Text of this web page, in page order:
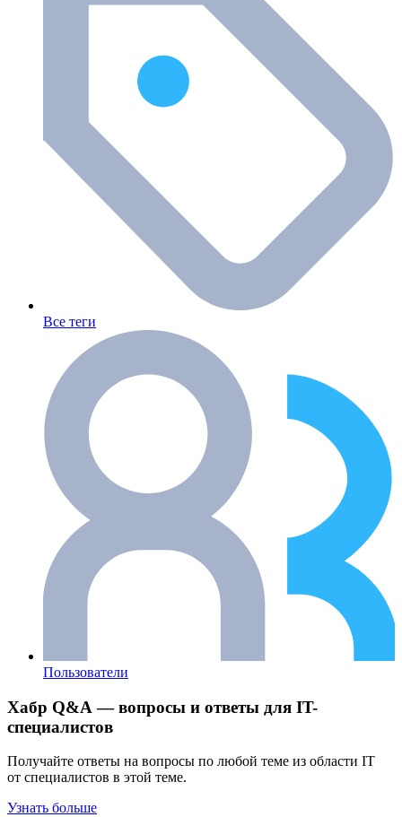
Все теги
Пользователи
Хабр Q&A — вопросы и ответы для IT-
специалистов
Получайте ответы на вопросы по любой теме из области IT
от специалистов в этой теме.
Узнать больше